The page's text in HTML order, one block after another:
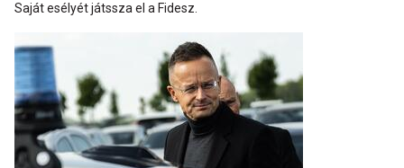
Saját esélyét játssza el a Fidesz.